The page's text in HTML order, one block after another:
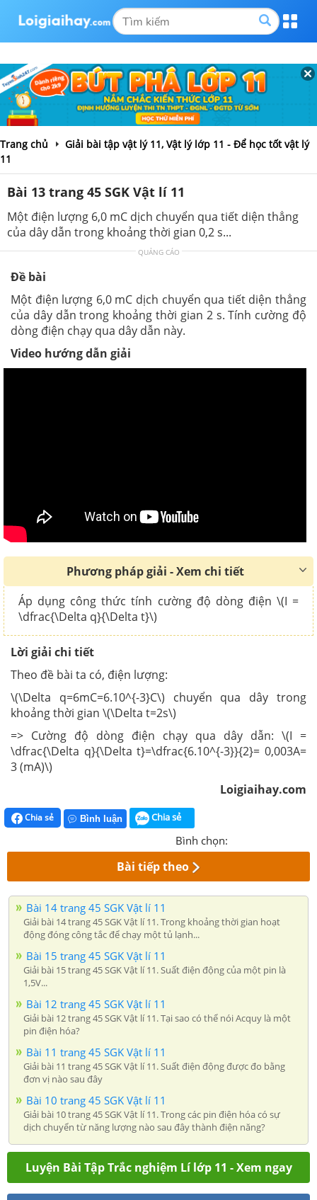
Trang chủ
Giải bài tập vật lý 11, Vật lý lớp 11 - Để học tốt vật lý
11
Bài 13 trang 45 SGK Vật lí 11
Một điện lượng 6,0 mC dịch chuyển qua tiết diện thẳng
của dây dẫn trong khoảng thời gian 0,2 s...
QUẢNG CÁO
Đề bài
Một điện lượng 6,0 mC dịch chuyển qua tiết diện thẳng
của dây dẫn trong khoảng thời gian 2 s. Tính cường độ
dòng điện chạy qua dây dẫn này.
Video hướng dẫn giải
Phương pháp giải - Xem chi tiết
Áp dụng công thức tính cường độ dòng điện \(I =
\dfrac{\Delta q}{\Delta t}\)
Lời giải chi tiết
Theo đề bài ta có, điện lượng:
\(\Delta q=6mC=6.10^{-3}C\) chuyển qua dây trong
khoảng thời gian \(\Delta t=2s\)
=> Cường độ dòng điện chạy qua dây dẫn: \(I =
\dfrac{\Delta q}{\Delta t}=\dfrac{6.10^{-3}}{2}= 0,003A=
3 (mA)\)
Loigiaihay.com
Chia sẻ Bình luận Chia sẻ
Bình chọn:
Bài tiếp theo
Bài 14 trang 45 SGK Vật lí 11
Giải bài 14 trang 45 SGK Vật lí 11. Trong khoảng thời gian hoạt
động đóng công tắc để chạy một tủ lạnh...
Bài 15 trang 45 SGK Vật lí 11
Giải bài 15 trang 45 SGK Vật lí 11. Suất điện động của một pin là
1,5V...
Bài 12 trang 45 SGK Vật lí 11
Giải bài 12 trang 45 SGK Vật lí 11. Tại sao có thể nói Acquy là một
pin điện hóa?
Bài 11 trang 45 SGK Vật lí 11
Giải bài 11 trang 45 SGK Vật lí 11. Suất điện động được đo bằng
đơn vị nào sau đây
Bài 10 trang 45 SGK Vật lí 11
Giải bài 10 trang 45 SGK Vật lí 11. Trong các pin điện hóa có sự
dịch chuyển từ năng lượng nào sau đây thành điện năng?
Luyện Bài Tập Trắc nghiệm Lí lớp 11 - Xem ngay